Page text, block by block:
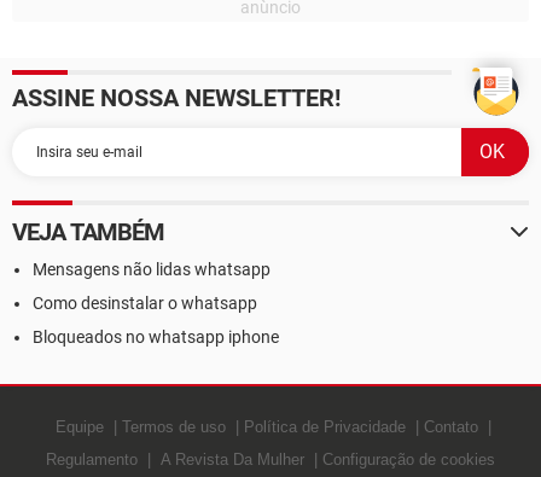
ASSINE NOSSA NEWSLETTER!
VEJA TAMBÉM
Mensagens não lidas whatsapp
Como desinstalar o whatsapp
Bloqueados no whatsapp iphone
Equipe Termos de uso Política de Privacidade
Contato
Regulamento
A Revista Da Mulher Configuração de cookies